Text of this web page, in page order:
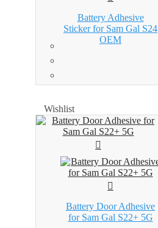
Battery Adhesive
Sticker for Sam Gal S24
OEM
Wishlist
Battery Door Adhesive
for Sam Gal S22+ 5G